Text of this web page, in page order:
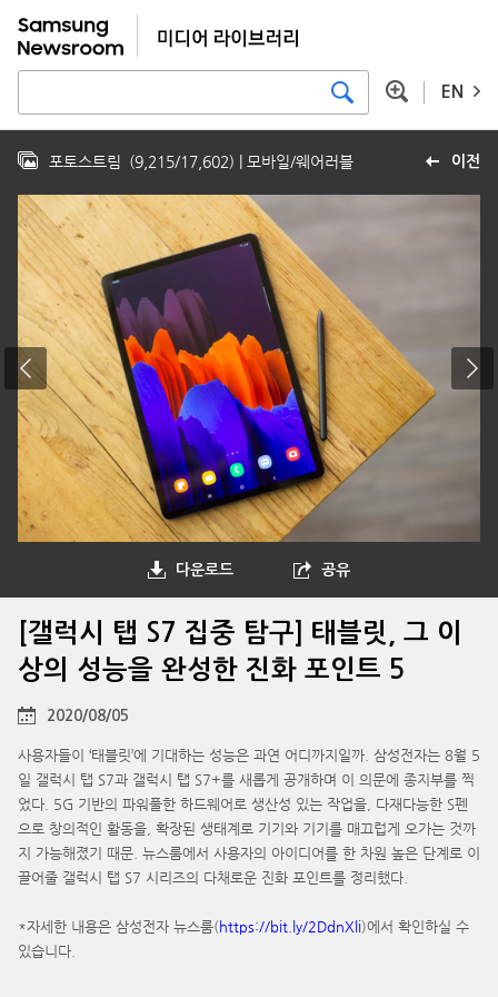
EN
이전
포토스트림 (9,215/17,602) | 모바일/웨어러블
다운로드 공유
[갤럭시 탭 S7 집중 탐구] 태블릿, 그 이
상의 성능을 완성한 진화 포인트 5
2020/08/05
사용자들이 ‘태블릿’에 기대하는 성능은 과연 어디까지일까. 삼성전자는 8월 5
일 갤럭시 탭 S7과 갤럭시 탭 S7+를 새롭게 공개하며 이 의문에 종지부를 찍
었다. 5G 기반의 파워풀한 하드웨어로 생산성 있는 작업을, 다재다능한 S펜
으로 창의적인 활동을, 확장된 생태계로 기기와 기기를 매끄럽게 오가는 것까
지 가능해졌기 때문. 뉴스룸에서 사용자의 아이디어를 한 차원 높은 단계로 이
끌어줄 갤럭시 탭 S7 시리즈의 다채로운 진화 포인트를 정리했다.
*자세한 내용은 삼성전자 뉴스룸(https://bit.ly/2DdnXli)에서 확인하실 수
있습니다.